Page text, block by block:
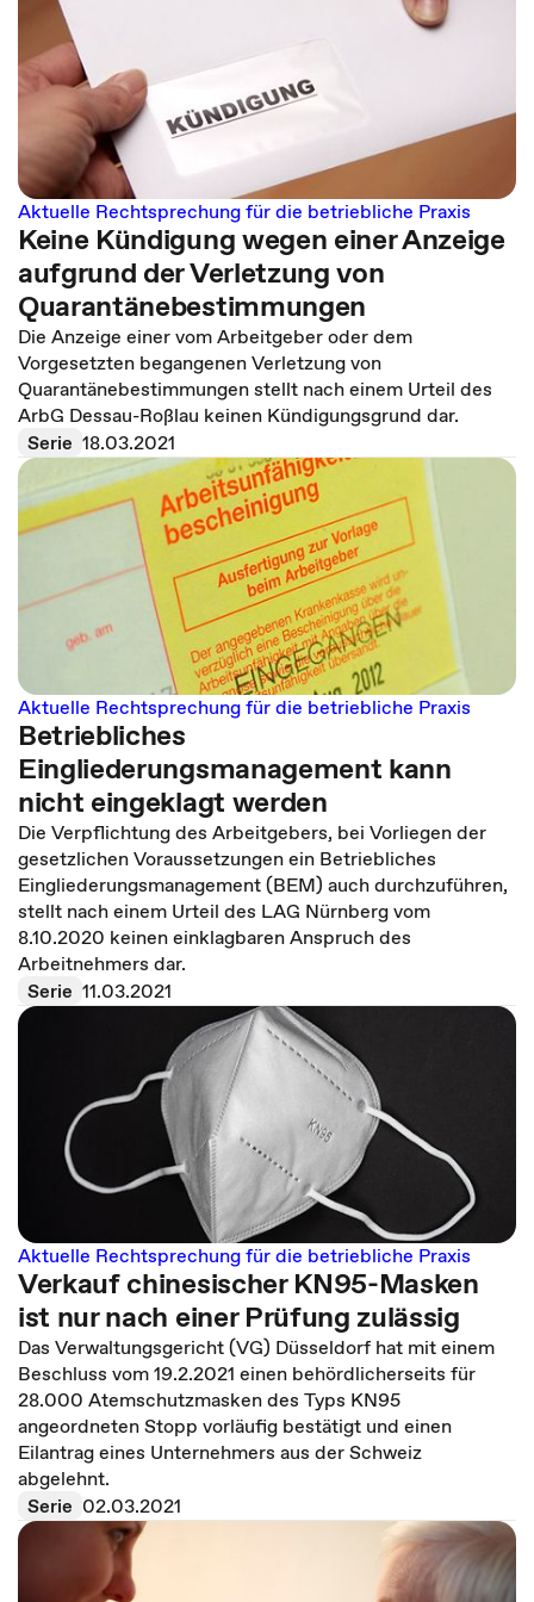
Aktuelle Rechtsprechung für die betriebliche Praxis
Keine Kündigung wegen einer Anzeige
aufgrund der Verletzung von
Quarantänebestimmungen
Die Anzeige einer vom Arbeitgeber oder dem
Vorgesetzten begangenen Verletzung von
Quarantänebestimmungen stellt nach einem Urteil des
ArbG Dessau-Roßlau keinen Kündigungsgrund dar.
Serie 18.03.2021
Aktuelle Rechtsprechung für die betriebliche Praxis
Betriebliches
Eingliederungsmanagement kann
nicht eingeklagt werden
Die Verpflichtung des Arbeitgebers, bei Vorliegen der
gesetzlichen Voraussetzungen ein Betriebliches
Eingliederungsmanagement (BEM) auch durchzuführen,
stellt nach einem Urteil des LAG Nürnberg vom
8.10.2020 keinen einklagbaren Anspruch des
Arbeitnehmers dar.
Serie 11.03.2021
Aktuelle Rechtsprechung für die betriebliche Praxis
Verkauf chinesischer KN95-Masken
ist nur nach einer Prüfung zulässig
Das Verwaltungsgericht (VG) Düsseldorf hat mit einem
Beschluss vom 19.2.2021 einen behördlicherseits für
28.000 Atemschutzmasken des Typs KN95
angeordneten Stopp vorläufig bestätigt und einen
Eilantrag eines Unternehmers aus der Schweiz
abgelehnt.
Serie 02.03.2021